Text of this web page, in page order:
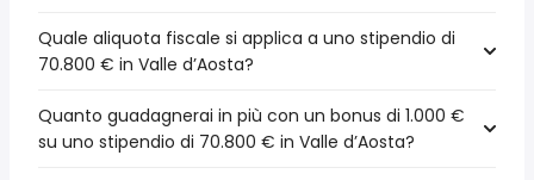
Quale aliquota fiscale si applica a uno stipendio di
70.800 € in Valle d’Aosta?
Quanto guadagnerai in più con un bonus di 1.000 €
su uno stipendio di 70.800 € in Valle d’Aosta?